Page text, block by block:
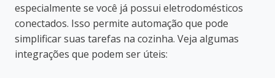
especialmente se você já possui eletrodomésticos
conectados. Isso permite automação que pode
simplificar suas tarefas na cozinha. Veja algumas
integrações que podem ser úteis: